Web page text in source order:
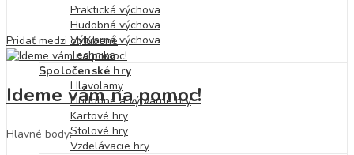
Praktická výchova
Hudobná výchova
Výtvarná výchova
Technika
Spoločenské hry
Hlavolamy
Hudobné a výtvarné hry
Kartové hry
Stolové hry
Vzdelávacie hry
Pridať medzi obľúbené
Ideme vám na pomoc!
Hlavné body: